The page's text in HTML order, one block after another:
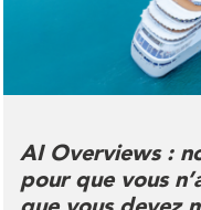
AI Overviews :
pour que vous